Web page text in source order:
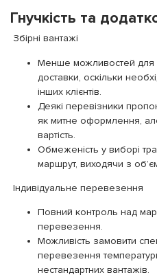
Гнучкість та
Збірні вантажі
Менше можливостей для
доставки, оскільки
інших клієнтів.
Деякі перевізники
як митне оформлення,
вартість.
Обмеженість у виборі
маршрут, виходячи з
Індивідуальне перевезення
Повний контроль над
перевезення.
Можливість замовити
перевезення
нестандартних вантажів.